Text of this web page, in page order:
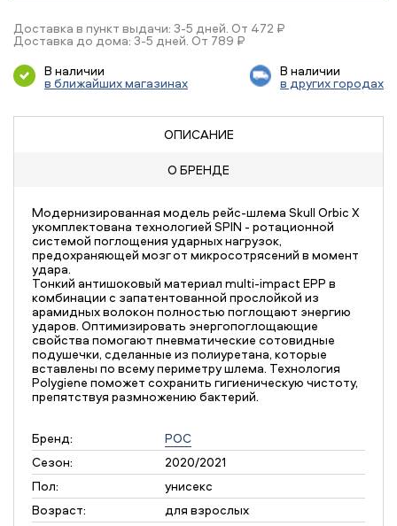
Доставка в пункт выдачи: 3-5 дней. От 472 ₽
Доставка до дома: 3-5 дней. От 789 ₽
В наличии
в ближайших магазинах
В наличии
в других городах
ОПИСАНИЕ
О БРЕНДЕ
Модернизированная модель рейс-шлема Skull Orbic X
укомплектована технологией SPIN - ротационной
системой поглощения ударных нагрузок,
предохраняющей мозг от микросотрясений в момент
удара.
Тонкий антишоковый материал multi-impact EPP в
комбинации с запатентованной прослойкой из
арамидных волокон полностью поглощают энергию
ударов. Оптимизировать энергопоглощающие
свойства помогают пневматические сотовидные
подушечки, сделанные из полиуретана, которые
вставлены по всему периметру шлема. Технология
Polygiene поможет сохранить гигиеническую чистоту,
препятствуя размножению бактерий.
Бренд:
POC
Сезон:
2020/2021
Пол:
унисекс
Возраст:
для взрослых